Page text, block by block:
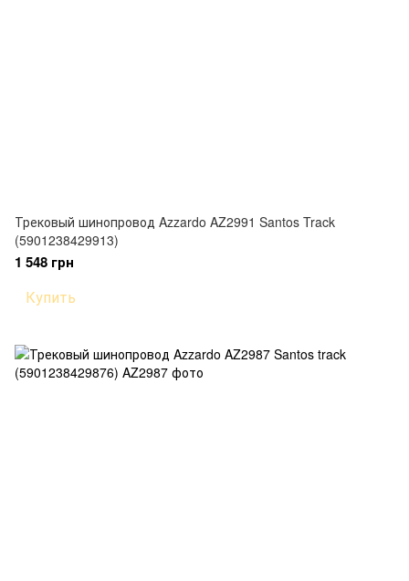
Трековый шинопровод Azzardo AZ2991 Santos Track
(5901238429913)
1 548 грн
Купить